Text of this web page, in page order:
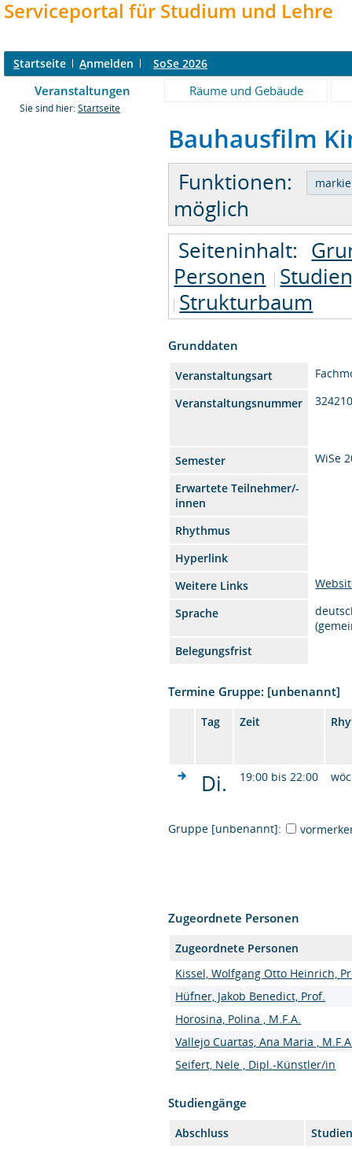
Serviceportal für Studium und Lehre
Startseite Anmelden SoSe 2026
Veranstaltungen Räume und Gebäude
Sie sind hier: Startseite
Bauhausfilm
Funktionen:
möglich
Seiteninhalt:
Personen
Strukturbaum
Grunddaten
Veranstaltungsart
Veranstaltungsnummer
Semester
WiSe
Erwartete Teilnehmer/-
innen
Rhythmus
Hyperlink
Weitere Links
Sprache
Belegungsfrist
Termine Gruppe: [unbenannt]
Tag Zeit
Di. 19:00 bis 22:00
Gruppe [unbenannt]:
Zugeordnete Personen
Zugeordnete Personen
Kissel, Wolfgang Otto Heinrich,
Hüfner, Jakob Benedict, Prof.
Horosina, Polina , M.F.A.
Vallejo Cuartas, Ana Maria ,
Seifert, Nele , Dipl.-Künstler/in
Studiengänge
Abschluss